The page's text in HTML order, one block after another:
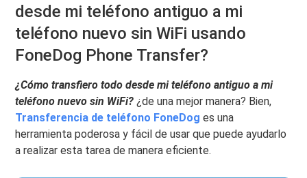
desde mi teléfono antiguo a mi
teléfono nuevo sin WiFi usando
FoneDog Phone Transfer?
¿Cómo transfiero todo desde mi teléfono antiguo a mi
teléfono nuevo sin WiFi? ¿de una mejor manera? Bien,
Transferencia de teléfono FoneDog es una
herramienta poderosa y fácil de usar que puede ayudarlo
a realizar esta tarea de manera eficiente.